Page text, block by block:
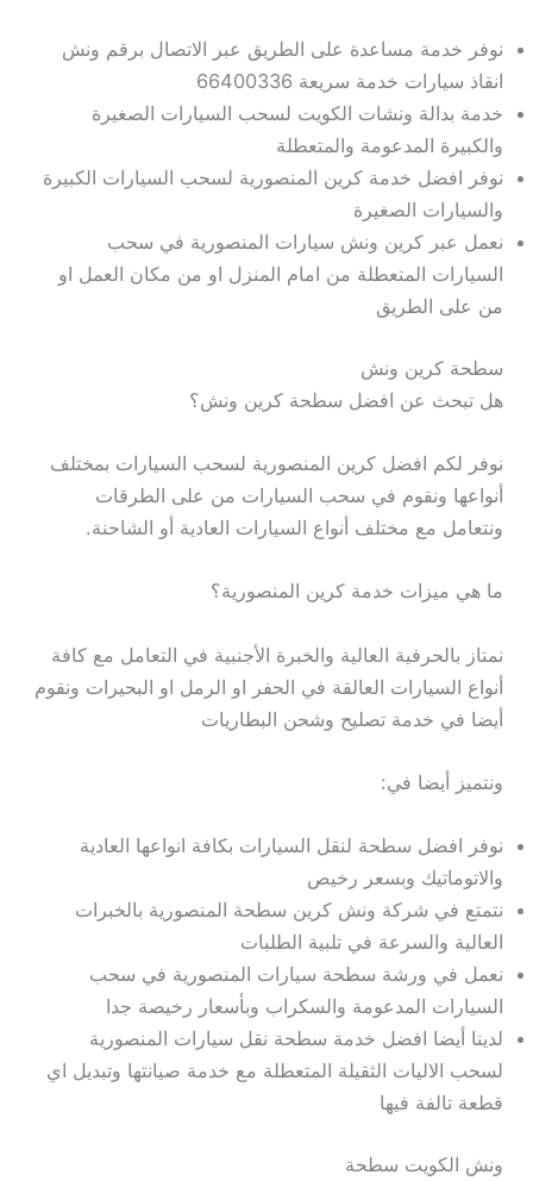
نوفر خدمة مساعدة على الطريق عبر الاتصال برقم ونش
انقاذ سيارات خدمة سريعة 66400336
خدمة بدالة ونشات الكويت لسحب السيارات الصغيرة
والكبيرة المدعومة والمتعطلة
نوفر افضل خدمة كرين المنصورية لسحب السيارات الكبيرة
والسيارات الصغيرة
نعمل عبر كرين ونش سيارات المنصورية في سحب
السيارات المتعطلة من امام المنزل او من مكان العمل او
من على الطريق
سطحة كرين ونش
هل تبحث عن افضل سطحة كرين ونش؟
نوفر لكم افضل كرين المنصورية لسحب السيارات بمختلف
أنواعها ونقوم في سحب السيارات من على الطرقات
ونتعامل مع مختلف أنواع السيارات العادية أو الشاحنة.
ما هي ميزات خدمة كرين المنصورية؟
نمتاز بالحرفية العالية والخبرة الأجنبية في التعامل مع كافة
أنواع السيارات العالقة في الحفر او الرمل او البحيرات ونقوم
أيضا في خدمة تصليح وشحن البطاريات
ونتميز أيضا في:
نوفر افضل سطحة لنقل السيارات بكافة انواعها العادية
والاتوماتيك وبسعر رخيص
نتمتع في شركة ونش كرين سطحة المنصورية بالخبرات
العالية والسرعة في تلبية الطلبات
نعمل في ورشة سطحة سيارات المنصورية في سحب
السيارات المدعومة والسكراب وبأسعار رخيصة جدا
لدينا أيضا افضل خدمة سطحة نقل سيارات المنصورية
لسحب الاليات الثقيلة المتعطلة مع خدمة صيانتها وتبديل اي
قطعة تالفة فيها
ونش الكويت سطحة